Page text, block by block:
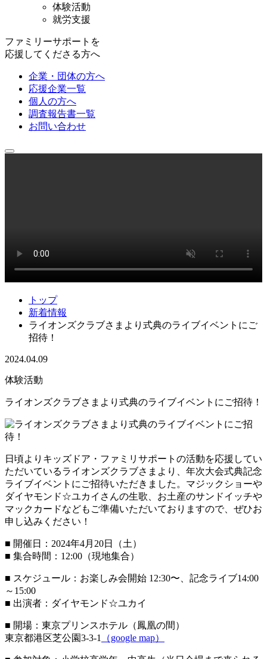
体験活動
就労支援
ファミリーサポートを
応援してくださる方へ
企業・団体の方へ
応援企業一覧
個人の方へ
調査報告書一覧
お問い合わせ
トップ
新着情報
ライオンズクラブさまより式典のライブイベントにご
招待！
2024.04.09
体験活動
ライオンズクラブさまより式典のライブイベントにご招待！
日頃よりキッズドア・ファミリサポートの活動を応援してい
ただいているライオンズクラブさまより、年次大会式典記念
ライブイベントにご招待いただきました。マジックショーや
ダイヤモンド☆ユカイさんの生歌、お土産のサンドイッチや
マックカードなどもご準備いただいておりますので、ぜひお
申し込みください！
■ 開催日：2024年4月20日（土）
■ 集合時間：12:00（現地集合）
■ スケジュール：お楽しみ会開始 12:30〜、記念ライブ14:00
～15:00
■ 出演者：ダイヤモンド☆ユカイ
■ 開場：東京プリンスホテル（鳳凰の間）
東京都港区芝公園3-3-1
（google map）